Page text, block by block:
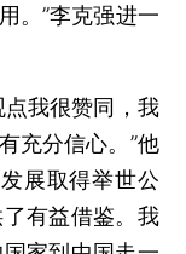
。”李克强进一
我很赞同，我
充分信心。”他
展取得举世公
有益借鉴。我